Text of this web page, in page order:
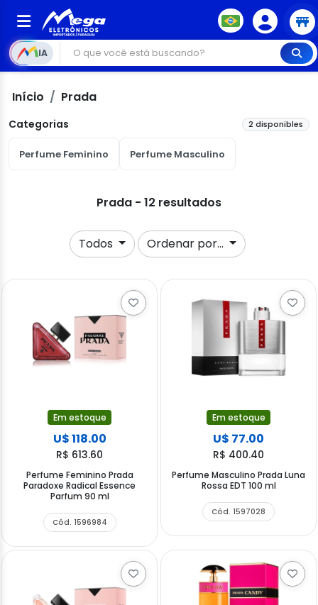
IA
Início Prada
Categorias 2 disponibles
Perfume Feminino Perfume Masculino
Prada - 12 resultados
Todos Ordenar por...
Em estoque
U$ 118.00
R$ 613.60
Perfume Feminino Prada
Paradoxe Radical Essence
Parfum 90 ml
Cód. 1596984
Em estoque
U$ 77.00
R$ 400.40
Perfume Masculino Prada Luna
Rossa EDT 100 ml
Cód. 1597028